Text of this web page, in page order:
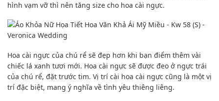
hình vạm vỡ thì nên tăng size cho hoa cài ngực.
Hoa cài ngực của chú rể sẽ đẹp hơn khi bạn điểm thêm vài
chiếc lá xanh tươi mới. Hoa cài ngực sẽ được đeo ở ngực trái
của chú rể, đặt trước tim. Vị trí cài hoa cài ngực cũng là một vị
trí đặc biệt, mang ý nghĩa về tình yêu thiêng liêng.